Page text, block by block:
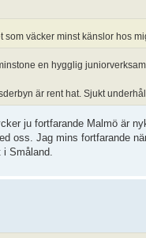
väcker minst känslor hos
en hygglig
är rent hat. Sjukt
ju fortfarande Malmö är
oss. Jag mins fortfarande
i Småland.